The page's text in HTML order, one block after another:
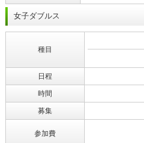
女子ダブルス
種目
日程
時間
募集
参加費